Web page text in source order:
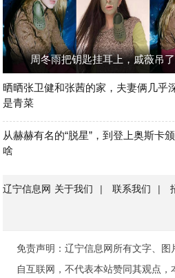
周冬雨把钥匙挂耳上，戚薇吊
晒晒张卫健和张茜的家，夫妻俩几乎
是青菜
从赫赫有名的“脱星”，到登上奥斯卡
啥
辽宁信息网 关于我们 | 联系我们 |
免责声明：辽宁信息网所有文字、
自互联网，不代表本站赞同其观点